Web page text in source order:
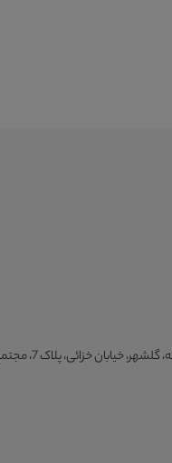
پلاک 7، مجتمع صنعتی ایران چوب